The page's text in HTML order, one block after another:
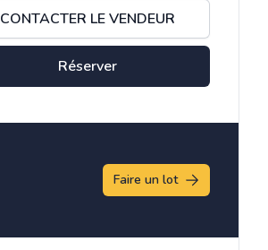
CONTACTER LE VENDEUR
Réserver
Faire un lot